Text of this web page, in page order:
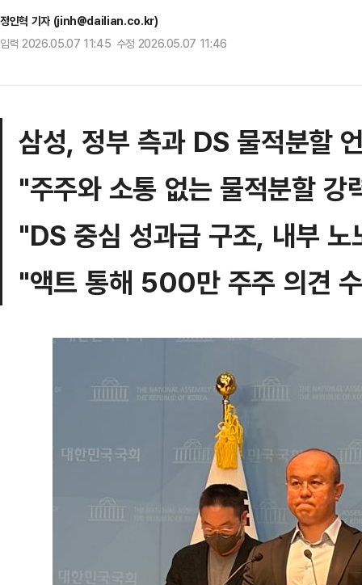
정인혁 기자 (jinh@dailian.co.kr)
입력 2026.05.07 11:45 수정 2026.05.07 11:46
삼성, 정부 측과 DS 물적분할
"주주와 소통 없는 물적분할 강
"DS 중심 성과급 구조, 내부 노
"액트 통해 500만 주주 의견